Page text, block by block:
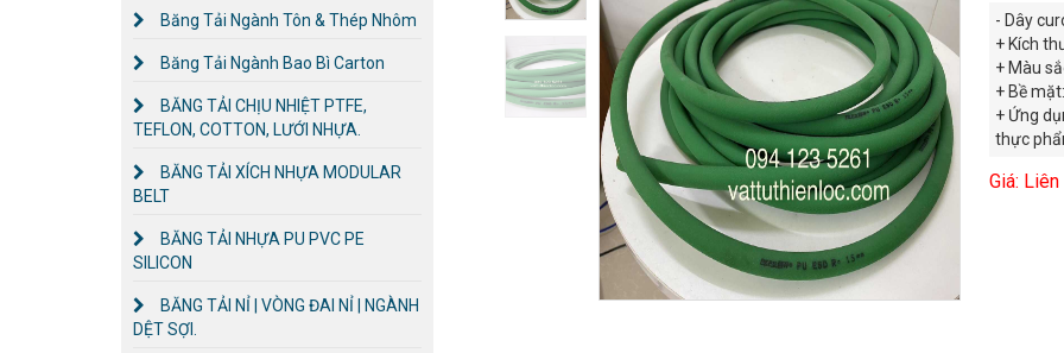
Băng Tải Ngành Tôn & Thép Nhôm
Băng Tải Ngành Bao Bì Carton
BĂNG TẢI CHỊU NHIỆT PTFE,
TEFLON, COTTON, LƯỚI NHỰA.
BĂNG TẢI XÍCH NHỰA MODULAR
BELT
BĂNG TẢI NHỰA PU PVC PE
SILICON
BĂNG TẢI NỈ | VÒNG ĐAI NỈ | NGÀNH
DỆT SỢI.
- Dây
+ Kích
+ Màu
+ Bề
+ Ứng
thực
Giá: Liên